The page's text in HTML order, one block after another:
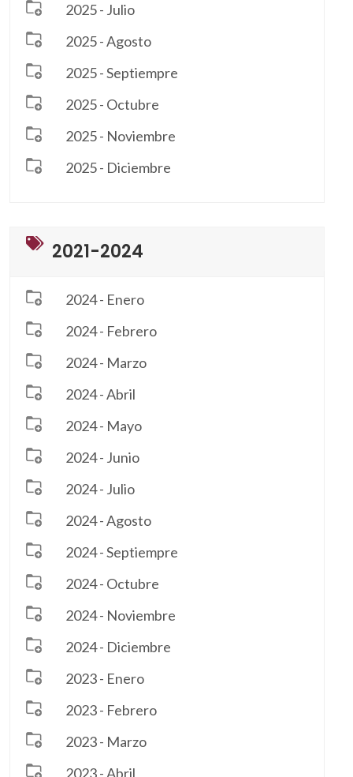
2025 - Julio
2025 - Agosto
2025 - Septiempre
2025 - Octubre
2025 - Noviembre
2025 - Diciembre
2021-2024
2024 - Enero
2024 - Febrero
2024 - Marzo
2024 - Abril
2024 - Mayo
2024 - Junio
2024 - Julio
2024 - Agosto
2024 - Septiempre
2024 - Octubre
2024 - Noviembre
2024 - Diciembre
2023 - Enero
2023 - Febrero
2023 - Marzo
2023 - Abril